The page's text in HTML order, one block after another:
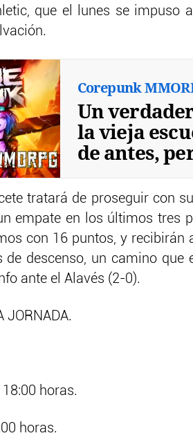
que el lunes se impuso
Corepunk
Un
la vieja
de antes,
tratará de proseguir con
empate en los últimos tres
con 16 puntos, y recibirán
de descenso, un camino que
ante el Alavés (2-0).
JORNADA.
horas.
horas.